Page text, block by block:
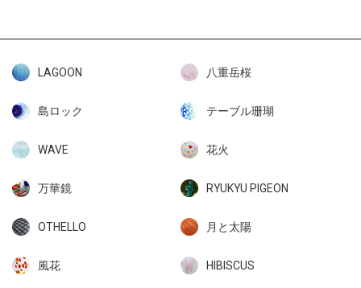
LAGOON 八重岳桜
島ロック テーブル珊瑚
WAVE 花火
万華鏡 RYUKYU PIGEON
OTHELLO 月と太陽
風花 HIBISCUS